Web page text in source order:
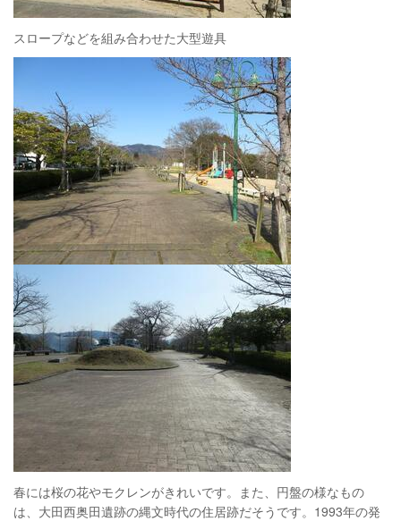
スロープなどを組み合わせた大型遊具
春には桜の花やモクレンがきれいです。また、円盤の様なもの
は、大田西奥田遺跡の縄文時代の住居跡だそうです。1993年の発